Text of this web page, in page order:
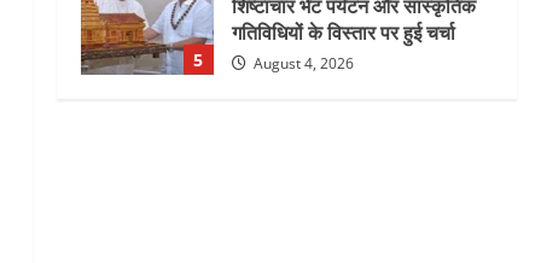
5
गतिविधियों के विस्तार पर हुई चर्चा
August 4, 2026